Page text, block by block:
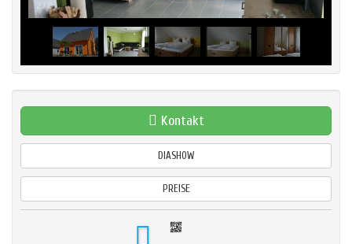
/ 8
Kontakt
DIASHOW
PREISE